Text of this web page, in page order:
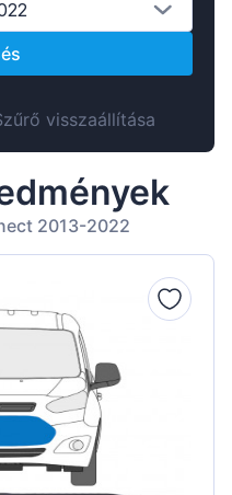
visszaállítása
2013-2022